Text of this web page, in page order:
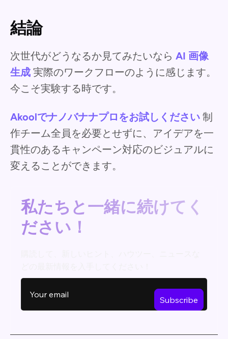
結論
次世代がどうなるか見てみたいなら AI 画像
生成 実際のワークフローのように感じます。
今こそ実験する時です。
Akoolでナノバナナプロをお試しください 制
作チーム全員を必要とせずに、アイデアを一
貫性のあるキャンペーン対応のビジュアルに
変えることができます。
私たちと一緒に続けてく
ださい！